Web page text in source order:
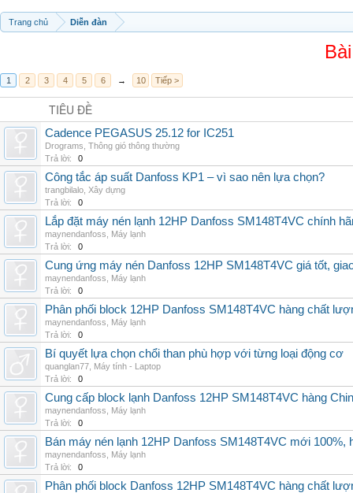
Trang chủ Diễn đàn
1 2 3 4 5 6 → 10 Tiếp >
TIÊU ĐỀ
Cadence PEGASUS 25.12 for IC251
Drograms Thông gió thông thường
Trả lời:
0
Công tắc áp suất Danfoss KP1 – vì sao nên lựa chọn?
trangbilalo Xây dựng
Trả lời:
0
Lắp đặt máy nén lạnh 12HP Danfoss SM148T4VC chính
maynendanfoss
Máy lạnh
Trả lời:
0
Cung ứng máy nén Danfoss 12HP SM148T4VC giá tốt,
maynendanfoss
Máy lạnh
Trả lời:
0
Phân phối block 12HP Danfoss SM148T4VC hàng chất
maynendanfoss
Máy lạnh
Trả lời:
0
Bí quyết lựa chọn chổi than phù hợp với từng loại động cơ
quanglan77 Máy tính - Laptop
Trả lời:
0
Cung cấp block lạnh Danfoss 12HP SM148T4VC hàng
maynendanfoss
Máy lạnh
Trả lời:
0
Bán máy nén lạnh 12HP Danfoss SM148T4VC mới
maynendanfoss
Máy lạnh
Trả lời:
0
Phân phối block Danfoss 12HP SM148T4VC hàng chất